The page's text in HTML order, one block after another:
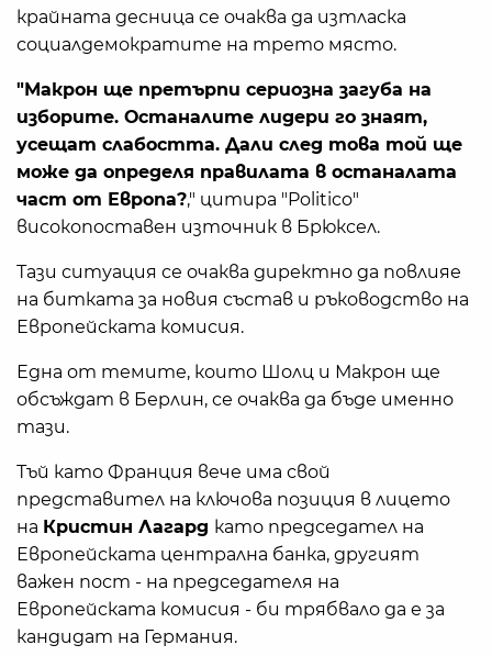
крайната десница се очаква да изтласка
социалдемократите на трето място.
"Макрон ще претърпи сериозна загуба на
изборите. Останалите лидери го знаят,
усещат слабостта. Дали след това той ще
може да определя правилата в останалата
част от Европа?," цитира "Politico"
високопоставен източник в Брюксел.
Тази ситуация се очаква директно да повлияе
на битката за новия състав и ръководство на
Европейската комисия.
Една от темите, които Шолц и Макрон ще
обсъждат в Берлин, се очаква да бъде именно
тази.
Тъй като Франция вече има свой
представител на ключова позиция в лицето
на Кристин Лагард като председател на
Европейската централна банка, другият
важен пост - на председателя на
Европейската комисия - би трябвало да е за
кандидат на Германия.